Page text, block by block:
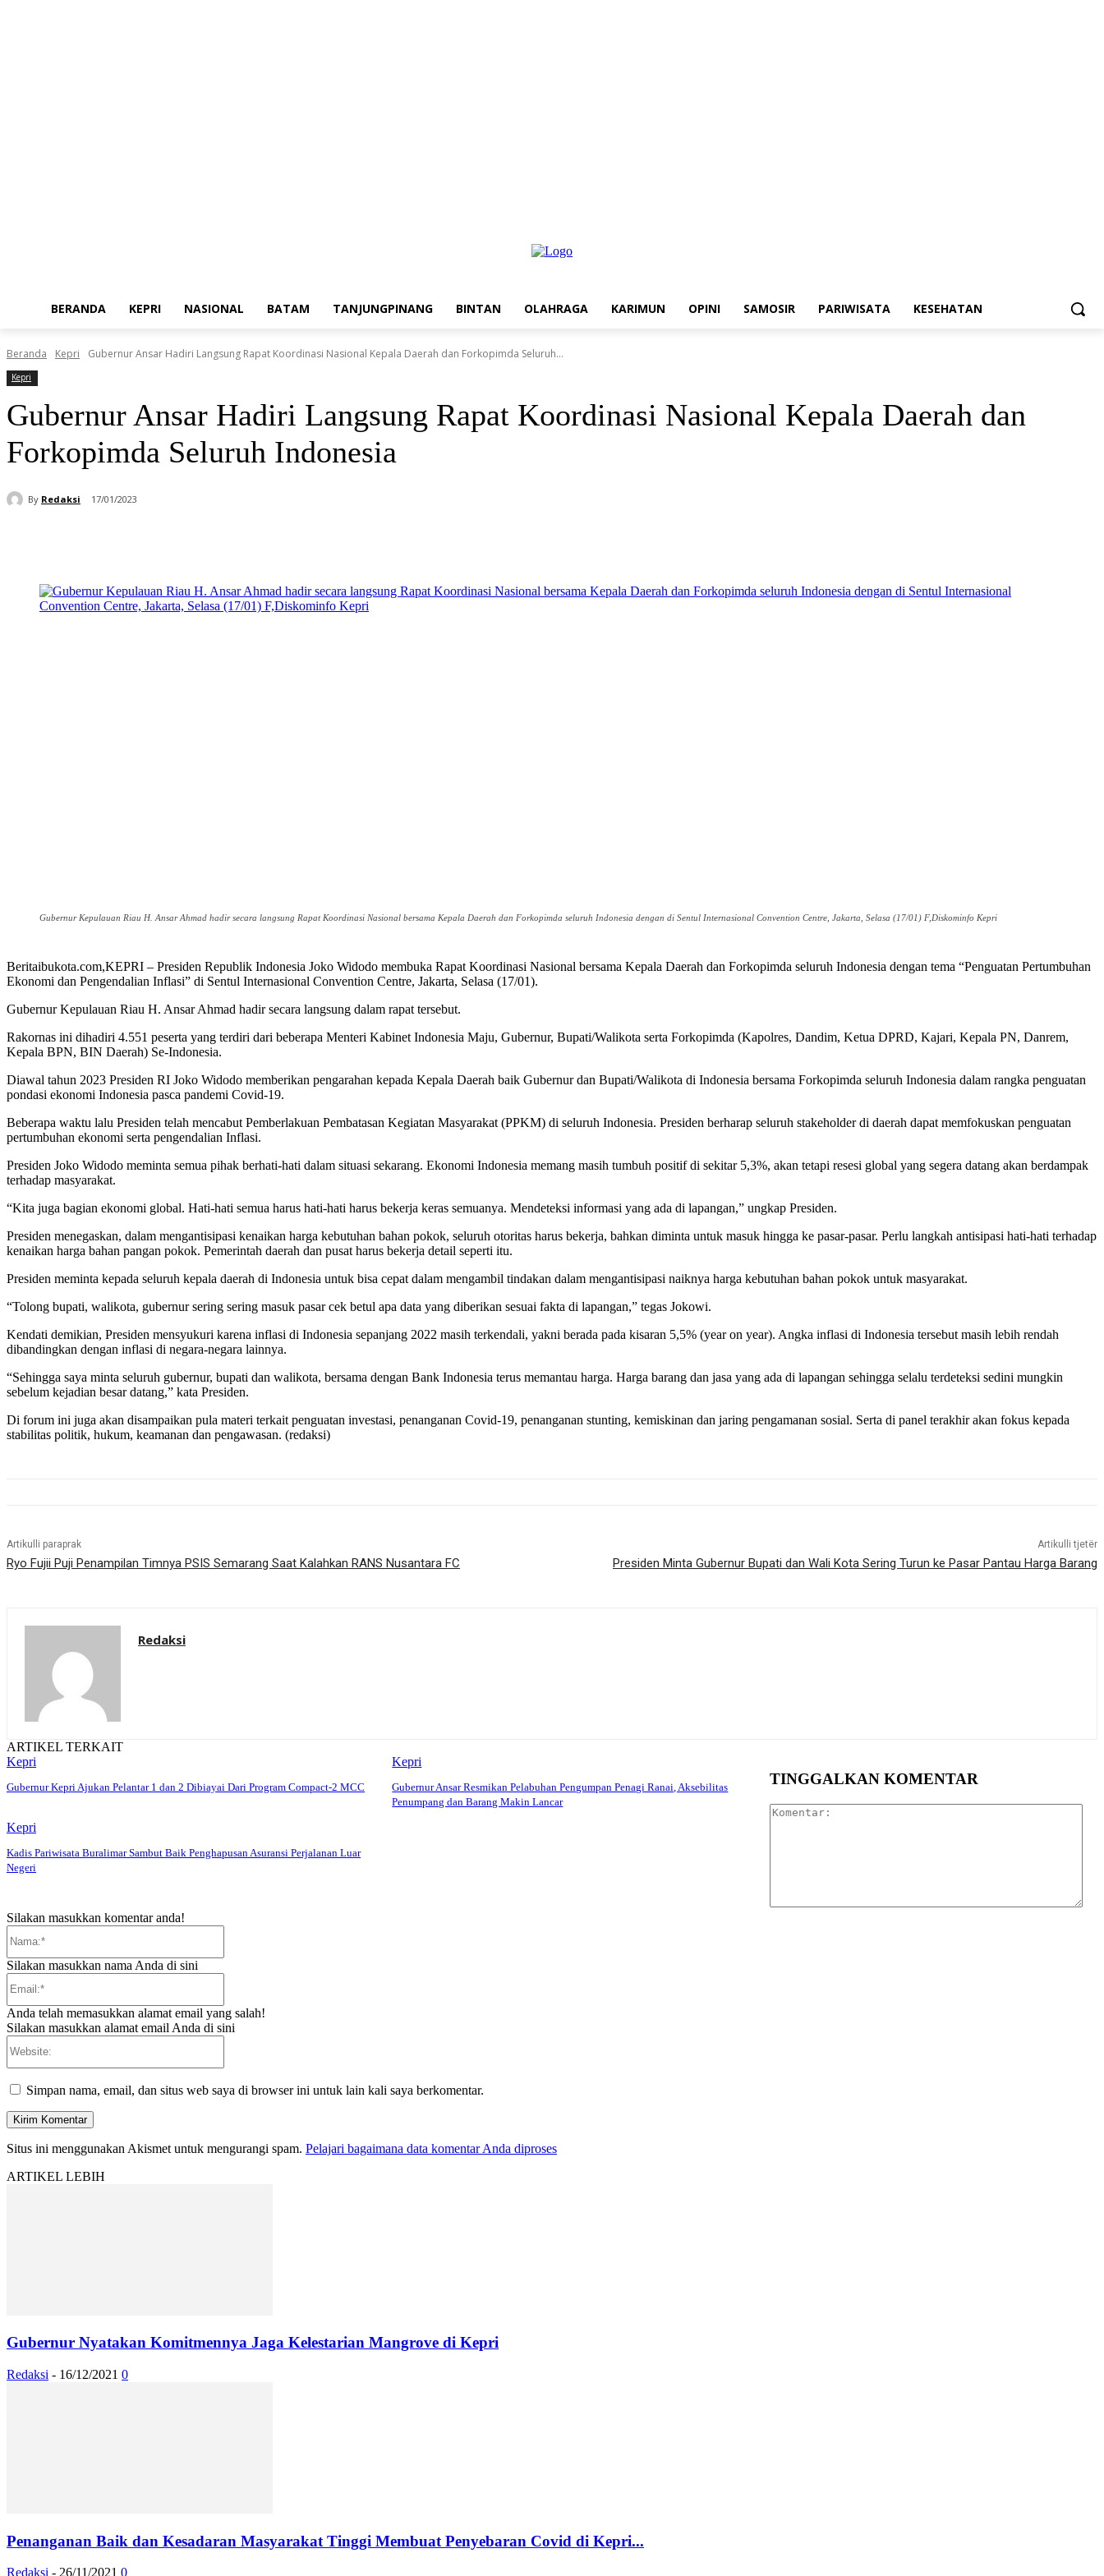
BERANDA KEPRI NASIONAL BATAM TANJUNGPINANG BINTAN OLAHRAGA KARIMUN OPINI SAMOSIR PARIWISATA KESEHATAN
Beranda Kepri Gubernur Ansar Hadiri Langsung Rapat Koordinasi Nasional Kepala Daerah dan Forkopimda Seluruh...
Kepri
Gubernur Ansar Hadiri Langsung Rapat Koordinasi Nasional Kepala Daerah dan
Forkopimda Seluruh Indonesia
By Redaksi 17/01/2023
Gubernur Kepulauan Riau H. Ansar Ahmad hadir secara langsung Rapat Koordinasi Nasional bersama Kepala Daerah dan Forkopimda seluruh Indonesia dengan di Sentul Internasional Convention Centre, Jakarta, Selasa (17/01) F,Diskominfo Kepri
Beritaibukota.com,KEPRI – Presiden Republik Indonesia Joko Widodo membuka Rapat Koordinasi Nasional bersama Kepala Daerah dan Forkopimda seluruh Indonesia dengan tema “Penguatan Pertumbuhan
Ekonomi dan Pengendalian Inflasi” di Sentul Internasional Convention Centre, Jakarta, Selasa (17/01).
Gubernur Kepulauan Riau H. Ansar Ahmad hadir secara langsung dalam rapat tersebut.
Rakornas ini dihadiri 4.551 peserta yang terdiri dari beberapa Menteri Kabinet Indonesia Maju, Gubernur, Bupati/Walikota serta Forkopimda (Kapolres, Dandim, Ketua DPRD, Kajari, Kepala PN, Danrem,
Kepala BPN, BIN Daerah) Se-Indonesia.
Diawal tahun 2023 Presiden RI Joko Widodo memberikan pengarahan kepada Kepala Daerah baik Gubernur dan Bupati/Walikota di Indonesia bersama Forkopimda seluruh Indonesia dalam rangka penguatan
pondasi ekonomi Indonesia pasca pandemi Covid-19.
Beberapa waktu lalu Presiden telah mencabut Pemberlakuan Pembatasan Kegiatan Masyarakat (PPKM) di seluruh Indonesia. Presiden berharap seluruh stakeholder di daerah dapat memfokuskan penguatan
pertumbuhan ekonomi serta pengendalian Inflasi.
Presiden Joko Widodo meminta semua pihak berhati-hati dalam situasi sekarang. Ekonomi Indonesia memang masih tumbuh positif di sekitar 5,3%, akan tetapi resesi global yang segera datang akan berdampak
terhadap masyarakat.
“Kita juga bagian ekonomi global. Hati-hati semua harus hati-hati harus bekerja keras semuanya. Mendeteksi informasi yang ada di lapangan,” ungkap Presiden.
Presiden menegaskan, dalam mengantisipasi kenaikan harga kebutuhan bahan pokok, seluruh otoritas harus bekerja, bahkan diminta untuk masuk hingga ke pasar-pasar. Perlu langkah antisipasi hati-hati terhadap
kenaikan harga bahan pangan pokok. Pemerintah daerah dan pusat harus bekerja detail seperti itu.
Presiden meminta kepada seluruh kepala daerah di Indonesia untuk bisa cepat dalam mengambil tindakan dalam mengantisipasi naiknya harga kebutuhan bahan pokok untuk masyarakat.
“Tolong bupati, walikota, gubernur sering sering masuk pasar cek betul apa data yang diberikan sesuai fakta di lapangan,” tegas Jokowi.
Kendati demikian, Presiden mensyukuri karena inflasi di Indonesia sepanjang 2022 masih terkendali, yakni berada pada kisaran 5,5% (year on year). Angka inflasi di Indonesia tersebut masih lebih rendah
dibandingkan dengan inflasi di negara-negara lainnya.
“Sehingga saya minta seluruh gubernur, bupati dan walikota, bersama dengan Bank Indonesia terus memantau harga. Harga barang dan jasa yang ada di lapangan sehingga selalu terdeteksi sedini mungkin
sebelum kejadian besar datang,” kata Presiden.
Di forum ini juga akan disampaikan pula materi terkait penguatan investasi, penanganan Covid-19, penanganan stunting, kemiskinan dan jaring pengamanan sosial. Serta di panel terakhir akan fokus kepada
stabilitas politik, hukum, keamanan dan pengawasan. (redaksi)
Artikulli paraprak
Ryo Fujii Puji Penampilan Timnya PSIS Semarang Saat Kalahkan RANS Nusantara FC
Artikulli tjetër
Presiden Minta Gubernur Bupati dan Wali Kota Sering Turun ke Pasar Pantau Harga Barang
Redaksi
ARTIKEL TERKAIT
Kepri
Gubernur Kepri Ajukan Pelantar 1 dan 2 Dibiayai Dari Program Compact-2 MCC
Kepri
Gubernur Ansar Resmikan Pelabuhan Pengumpan Penagi Ranai, Aksebilitas
Penumpang dan Barang Makin Lancar
Kepri
Kadis Pariwisata Buralimar Sambut Baik Penghapusan Asuransi Perjalanan Luar
Negeri
TINGGALKAN KOMENTAR
Silakan masukkan komentar anda!
Silakan masukkan nama Anda di sini
Anda telah memasukkan alamat email yang salah!
Silakan masukkan alamat email Anda di sini
Simpan nama, email, dan situs web saya di browser ini untuk lain kali saya berkomentar.
Situs ini menggunakan Akismet untuk mengurangi spam. Pelajari bagaimana data komentar Anda diproses
ARTIKEL LEBIH
Gubernur Nyatakan Komitmennya Jaga Kelestarian Mangrove di Kepri
Redaksi - 16/12/2021 0
Penanganan Baik dan Kesadaran Masyarakat Tinggi Membuat Penyebaran Covid di Kepri...
Redaksi - 26/11/2021 0